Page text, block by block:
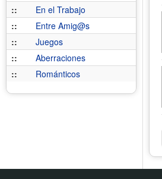
::
En el Trabajo
::
Entre Amig@s
::
Juegos
::
Aberraciones
::
Románticos